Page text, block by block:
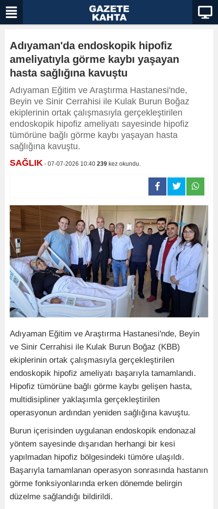
Adıyaman'da endoskopik hipofiz
ameliyatıyla görme kaybı yaşayan
hasta sağlığına kavuştu
Adıyaman Eğitim ve Araştırma Hastanesi'nde,
Beyin ve Sinir Cerrahisi ile Kulak Burun Boğaz
ekiplerinin ortak çalışmasıyla gerçekleştirilen
endoskopik hipofiz ameliyatı sayesinde hipofiz
tümörüne bağlı görme kaybı yaşayan hasta
sağlığına kavuştu.
SAĞLIK - 07-07-2026 10:40 239 kez okundu.
Adıyaman Eğitim ve Araştırma Hastanesi'nde, Beyin
ve Sinir Cerrahisi ile Kulak Burun Boğaz (KBB)
ekiplerinin ortak çalışmasıyla gerçekleştirilen
endoskopik hipofiz ameliyatı başarıyla tamamlandı.
Hipofiz tümörüne bağlı görme kaybı gelişen hasta,
multidisipliner yaklaşımla gerçekleştirilen
operasyonun ardından yeniden sağlığına kavuştu.
Burun içerisinden uygulanan endoskopik endonazal
yöntem sayesinde dışarıdan herhangi bir kesi
yapılmadan hipofiz bölgesindeki tümöre ulaşıldı.
Başarıyla tamamlanan operasyon sonrasında hastanın
görme fonksiyonlarında erken dönemde belirgin
düzelme sağlandığı bildirildi.